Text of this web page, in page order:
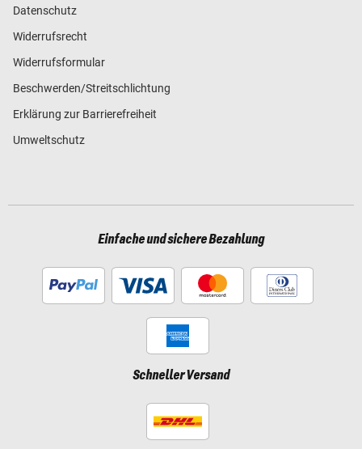
Datenschutz
Widerrufsrecht
Widerrufsformular
Beschwerden/Streitschlichtung
Erklärung zur Barrierefreiheit
Umweltschutz
Einfache und sichere Bezahlung
Schneller Versand